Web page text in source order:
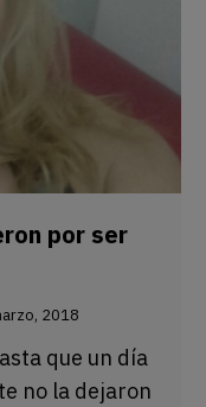
por ser
2018
que un día
no la dejaron